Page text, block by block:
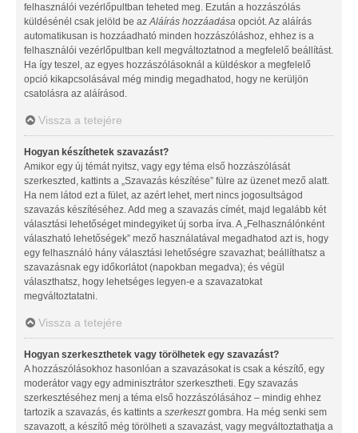
felhasználói vezérlőpultban teheted meg. Ezután a hozzászólás
küldésénél csak jelöld be az Aláírás hozzáadása opciót. Az aláírás
automatikusan is hozzáadható minden hozzászóláshoz, ehhez is a
felhasználói vezérlőpultban kell megváltoztatnod a megfelelő beállítást.
Ha így teszel, az egyes hozzászólásoknál a küldéskor a megfelelő
opció kikapcsolásával még mindig megadhatod, hogy ne kerüljön
csatolásra az aláírásod.
Vissza a tetejére
Hogyan készíthetek szavazást?
Amikor egy új témát nyitsz, vagy egy téma első hozzászólását
szerkeszted, kattints a „Szavazás készítése” fülre az üzenet mező alatt.
Ha nem látod ezt a fület, az azért lehet, mert nincs jogosultságod
szavazás készítéséhez. Add meg a szavazás címét, majd legalább két
választási lehetőséget mindegyiket új sorba írva. A „Felhasználónként
válaszható lehetőségek” mező használatával megadhatod azt is, hogy
egy felhasználó hány választási lehetőségre szavazhat; beállíthatsz a
szavazásnak egy időkorlátot (napokban megadva); és végül
választhatsz, hogy lehetséges legyen-e a szavazatokat
megváltoztatatni.
Vissza a tetejére
Hogyan szerkeszthetek vagy törölhetek egy szavazást?
A hozzászólásokhoz hasonlóan a szavazásokat is csak a készítő, egy
moderátor vagy egy adminisztrátor szerkesztheti. Egy szavazás
szerkesztéséhez menj a téma első hozzászólásához – mindig ehhez
tartozik a szavazás, és kattints a szerkesztgombra. Ha még senki sem
szavazott, a készítő még törölheti a szavazást, vagy megváltoztathatja a